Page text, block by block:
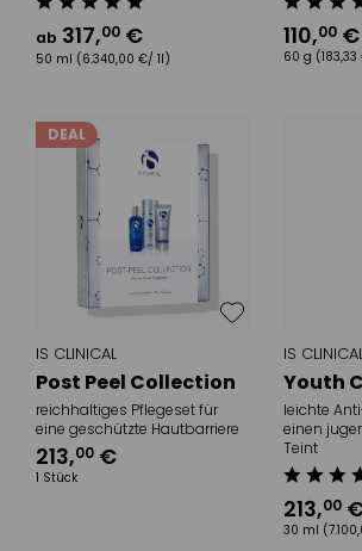
ab 317,00 €
50 ml (6.340,00 €/ 1l)
110,00 €
60 g
DEAL
IS CLINICAL
Post Peel Collection
reichhaltiges Pflegeset für
eine geschützte Hautbarriere
213,00 €
1 Stück
IS
Youth
leichte
einen
Teint
213,00
30 ml